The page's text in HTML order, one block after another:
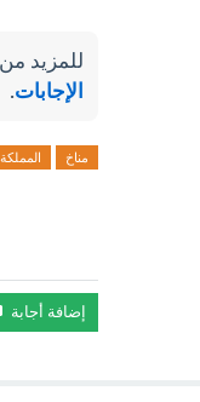
للمزيد
الإجابات.
مناخ المملكة